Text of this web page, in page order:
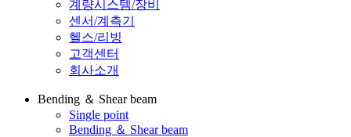
계량시스템/장비
센서/계측기
헬스/리빙
고객센터
회사소개
Bending ＆ Shear beam
Single point
Bending ＆ Shear beam